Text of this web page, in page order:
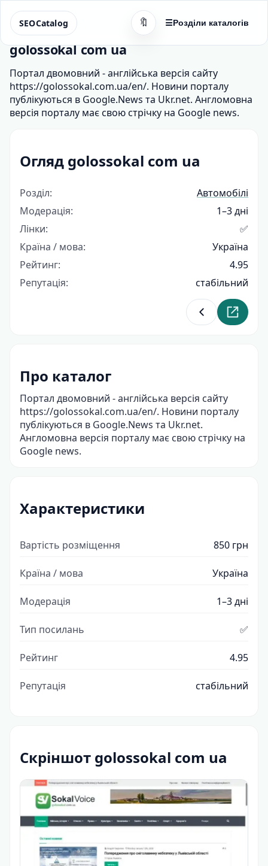
SEOCatalog 🔖 ☰Розділи каталогів
golossokal com ua
Портал двомовний - англійська версія сайту
https://golossokal.com.ua/en/. Новини порталу
публікуються в Google.News та Ukr.net. Англомовна
версія порталу має свою стрічку на Google news.
Огляд golossokal com ua
Розділ:
Автомобілі
Модерація:
1–3 дні
Лінки:
✅
Країна / мова:
Україна
Рейтинг:
4.95
Репутація:
стабільний
Повернутися
Про каталог
Портал двомовний - англійська версія сайту
https://golossokal.com.ua/en/. Новини порталу
публікуються в Google.News та Ukr.net.
Англомовна версія порталу має свою стрічку на
Google news.
Характеристики
Вартість розміщення 850 грн
Країна / мова Україна
Модерація 1–3 дні
Тип посилань ✅
Рейтинг 4.95
Репутація стабільний
Скріншот golossokal com ua